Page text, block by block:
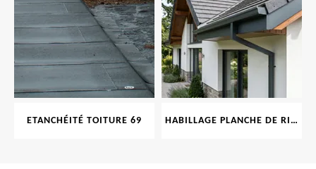
ETANCHÉITÉ TOITURE 69 HABILLAGE PLANCHE DE RIVE 69